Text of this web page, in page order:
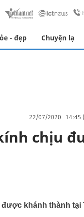
- đẹp Chuyện lạ
22/07/2020 14:45
chịu
khánh thành tại